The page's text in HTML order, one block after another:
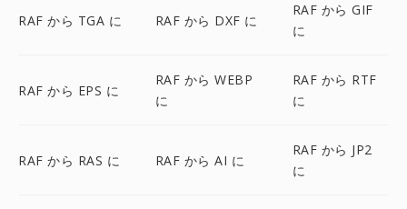
RAF から TGA に RAF から DXF に
RAF から GIF
に
RAF から EPS に
RAF から WEBP
に
RAF から RTF
に
RAF から RAS に RAF から AI に
RAF から JP2
に